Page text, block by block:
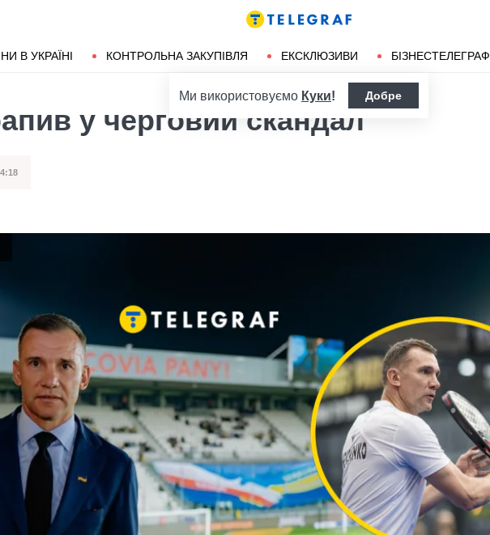
В УКРАЇНІ КОНТРОЛЬНА ЗАКУПІВЛЯ ЕКСКЛЮЗИВИ БІЗНЕСТЕЛЕГРАФ
Ми використовуємо Куки! Добре
у черговий скандал